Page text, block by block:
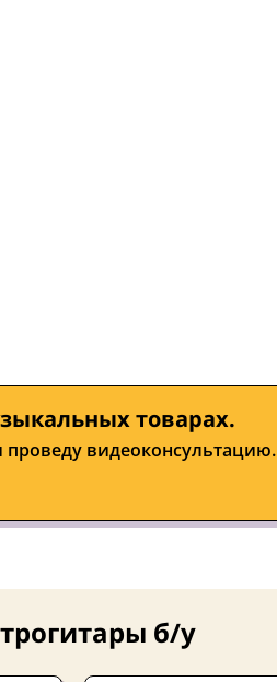
товарах.
видеоконсультацию.
б/у